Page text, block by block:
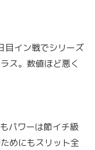
目イン戦でシリーズ
ス。数値ほど悪く
パワーは節イチ級
めにもスリット全